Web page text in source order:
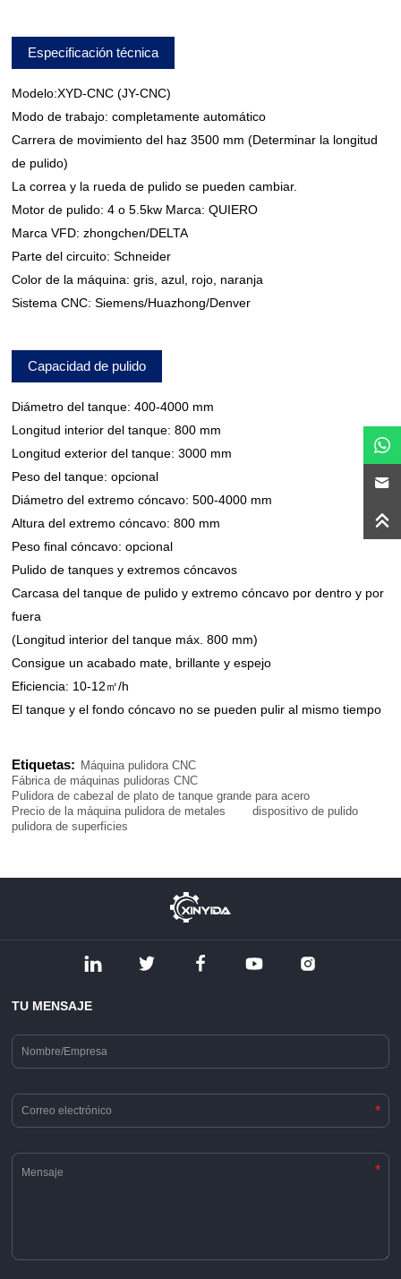
Especificación técnica
Modelo:XYD-CNC (JY-CNC)
Modo de trabajo: completamente automático
Carrera de movimiento del haz 3500 mm (Determinar la longitud
de pulido)
La correa y la rueda de pulido se pueden cambiar.
Motor de pulido: 4 o 5.5kw Marca: QUIERO
Marca VFD: zhongchen/DELTA
Parte del circuito: Schneider
Color de la máquina: gris, azul, rojo, naranja
Sistema CNC: Siemens/Huazhong/Denver
Capacidad de pulido
Diámetro del tanque: 400-4000 mm
Longitud interior del tanque: 800 mm
Longitud exterior del tanque: 3000 mm
Peso del tanque: opcional
Diámetro del extremo cóncavo: 500-4000 mm
Altura del extremo cóncavo: 800 mm
Peso final cóncavo: opcional
Pulido de tanques y extremos cóncavos
Carcasa del tanque de pulido y extremo cóncavo por dentro y por
fuera
(Longitud interior del tanque máx. 800 mm)
Consigue un acabado mate, brillante y espejo
Eficiencia: 10-12㎡/h
El tanque y el fondo cóncavo no se pueden pulir al mismo tiempo
Etiquetas: Máquina pulidora CNC
Fábrica de máquinas pulidoras CNC
Pulidora de cabezal de plato de tanque grande para acero
Precio de la máquina pulidora de metales
dispositivo de pulido
pulidora de superficies
TU MENSAJE
*
*